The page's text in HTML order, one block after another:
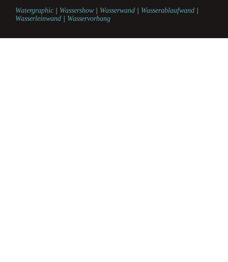
Watergraphic | Wassershow| Wasserwand | Wasserablaufwand |
Wasserleinwand | Wasservorhang